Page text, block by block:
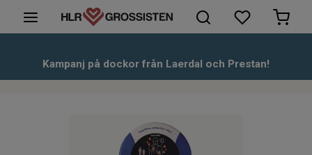
HLR-Dockor
Hjärtstartare & tillbehör
Kampanj på dockor från Laerdal och Prestan!